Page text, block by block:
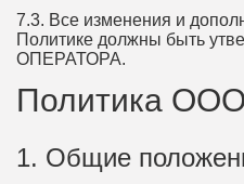
7.3. Все изменения и
Политике должны быть
ОПЕРАТОРА.
Политика
1. Общие